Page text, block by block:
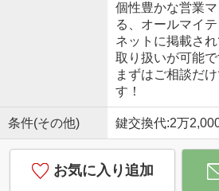
個性豊かな営業
る、オールマイテ
ネットに掲載さ
取り扱いが可能で
まずはご相談だ
す！
条件(その他) 鍵交換代:2万
お気に入り追加